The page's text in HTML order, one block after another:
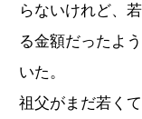
らないけれど、
る金額だったよ
いた。
祖父がまだ若く